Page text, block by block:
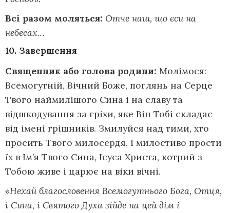
Всі разом моляться: Отче наш, що єси на
небесах…
10. Завершення
Священник або голова родини: Молімося:
Всемогутній, Вічний Боже, поглянь на Серце
Твого наймилішого Сина і на славу та
відшкодування за гріхи, яке Він Тобі складає
від імені грішників. Змилуйся над тими, хто
просить Твого милосердя, і милостиво прости
їх в Ім’я Твого Сина, Ісуса Христа, котрий з
Тобою живе і царює на віки вічні.
«Нехай благословення Всемогутнього Бога, Отця,
і Сина, і Святого Духа зійде на цей дім і